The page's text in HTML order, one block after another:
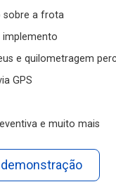
sobre a frota
implemento
e quilometragem
GPS
e muito mais